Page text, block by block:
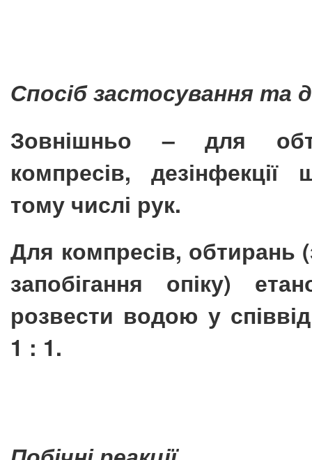
Спосіб застосування та
Зовнішньо – для
компресів, дезінфекції
тому числі рук.
Для компресів, обтирань
запобігання опіку)
розвести водою у
1 : 1.